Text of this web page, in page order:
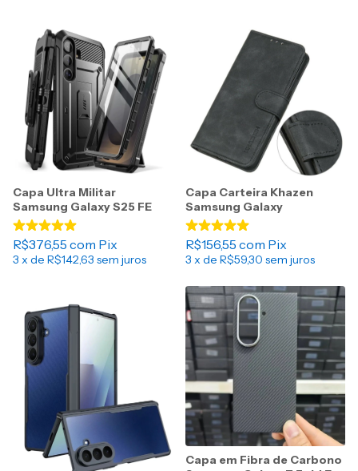
Capa Ultra Militar
Samsung Galaxy S25 FE
R$376,55 com Pix
3 x de R$142,63 sem juros
Capa Carteira Khazen
Samsung Galaxy
R$156,55 com Pix
3 x de R$59,30 sem juros
Capa em Fibra de Carbono